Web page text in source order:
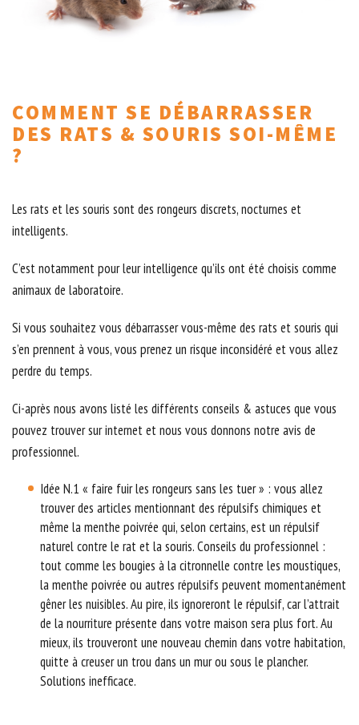
COMMENT SE DÉBARRASSER
DES RATS & SOURIS SOI-MÊME
?
Les rats et les souris sont des rongeurs discrets, nocturnes et
intelligents.
C’est notamment pour leur intelligence qu’ils ont été choisis comme
animaux de laboratoire.
Si vous souhaitez vous débarrasser vous-même des rats et souris qui
s’en prennent à vous, vous prenez un risque inconsidéré et vous allez
perdre du temps.
Ci-après nous avons listé les différents conseils & astuces que vous
pouvez trouver sur internet et nous vous donnons notre avis de
professionnel.
Idée N.1 « faire fuir les rongeurs sans les tuer » : vous allez
trouver des articles mentionnant des répulsifs chimiques et
même la menthe poivrée qui, selon certains, est un répulsif
naturel contre le rat et la souris. Conseils du professionnel :
tout comme les bougies à la citronnelle contre les moustiques,
la menthe poivrée ou autres répulsifs peuvent momentanément
gêner les nuisibles. Au pire, ils ignoreront le répulsif, car l’attrait
de la nourriture présente dans votre maison sera plus fort. Au
mieux, ils trouveront une nouveau chemin dans votre habitation,
quitte à creuser un trou dans un mur ou sous le plancher.
Solutions inefficace.